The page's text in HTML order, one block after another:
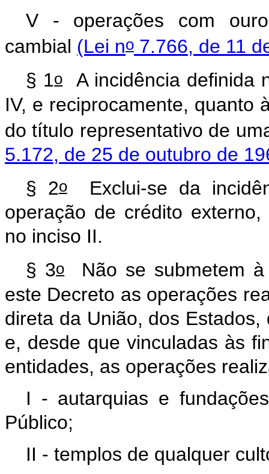
V - operações com
cambial (Lei no 7.766, de 11
§ 1oA incidência definida
IV, e reciprocamente, quanto
do título representativo de
5.172, de 25 de outubro de
§ 2oExclui-se da
operação de crédito
no inciso II.
§ 3oNão se submetem à
este Decreto as operações
direta da União, dos
e, desde que vinculadas às
entidades, as operações
I - autarquias e
Público;
II - templos de qualquer